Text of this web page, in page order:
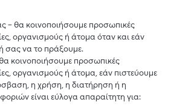
– θα κοινοποιήσουμε προσωπικές
οργανισμούς ή άτομα όταν και εάν
σας να το πράξουμε.
κοινοποιήσουμε προσωπικές
οργανισμούς ή άτομα, εάν πιστεύουμε
η χρήση, η διατήρηση ή η
είναι εύλογα απαραίτητη για: